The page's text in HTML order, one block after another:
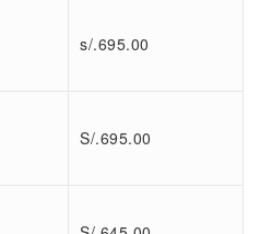
s/.695.00
S/.695.00